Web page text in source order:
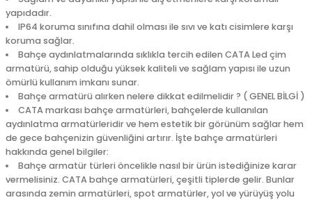
yapıdadır.
IP64 koruma sınıfına dahil olması ile sıvı ve katı cisimlere karşı
koruma sağlar.
Bahçe aydınlatmalarında sıklıkla tercih edilen CATA Led çim
armatürü, sahip olduğu yüksek kaliteli ve sağlam yapısı ile uzun
ömürlü kullanım imkanı sunar.
Bahçe armatürü alırken nelere dikkat edilmelidir ? ( GENEL BİLGİ )
CATA markası bahçe armatürleri, bahçelerde kullanılan
aydınlatma armatürleridir ve hem estetik bir görünüm sağlar hem
de gece bahçenizin güvenliğini artırır. İşte bahçe armatürleri
hakkında genel bilgiler:
Bahçe armatür türleri öncelikle nasıl bir ürün istediğinize karar
vermelisiniz. CATA bahçe armatürleri, çeşitli tiplerde gelir. Bunlar
arasında zemin armatürleri, spot armatürler, yol ve yürüyüş yolu